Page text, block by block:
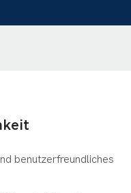
benutzerfreundliches